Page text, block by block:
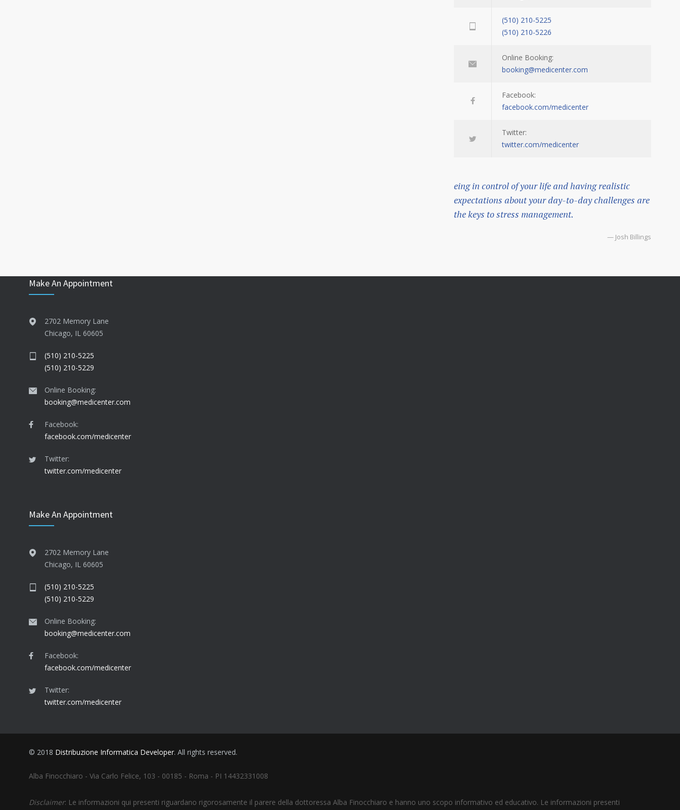
(510) 210-5225
(510) 210-5226
Online Booking:
booking@medicenter.com
Facebook:
facebook.com/medicenter
Twitter:
twitter.com/medicenter
eing in control of your life and having realistic
expectations about your day-to-day challenges are
the keys to stress management.
— Josh Billings
Make An Appointment
2702 Memory Lane
Chicago, IL 60605
(510) 210-5225
(510) 210-5229
Online Booking:
booking@medicenter.com
Facebook:
facebook.com/medicenter
Twitter:
twitter.com/medicenter
Make An Appointment
2702 Memory Lane
Chicago, IL 60605
(510) 210-5225
(510) 210-5229
Online Booking:
booking@medicenter.com
Facebook:
facebook.com/medicenter
Twitter:
twitter.com/medicenter
© 2018 Distribuzione Informatica Developer. All rights reserved.
Alba Finocchiaro - Via Carlo Felice, 103 - 00185 - Roma - PI 14432331008
Disclaimer: Le informazioni qui presenti riguardano rigorosamente il parere della dottoressa Alba Finocchiaro e hanno uno scopo informativo ed educativo. Le informazioni presenti